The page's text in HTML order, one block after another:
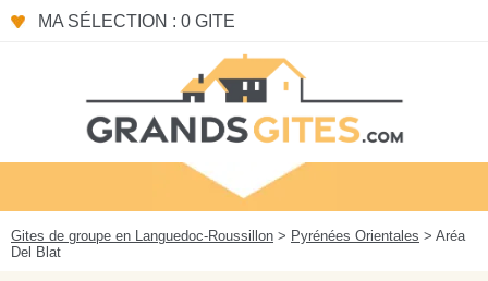
MA SÉLECTION : 0 GITE
Gites de groupe en Languedoc-Roussillon > Pyrénées Orientales > Aréa
Del Blat
Panneau de gestion des cookies